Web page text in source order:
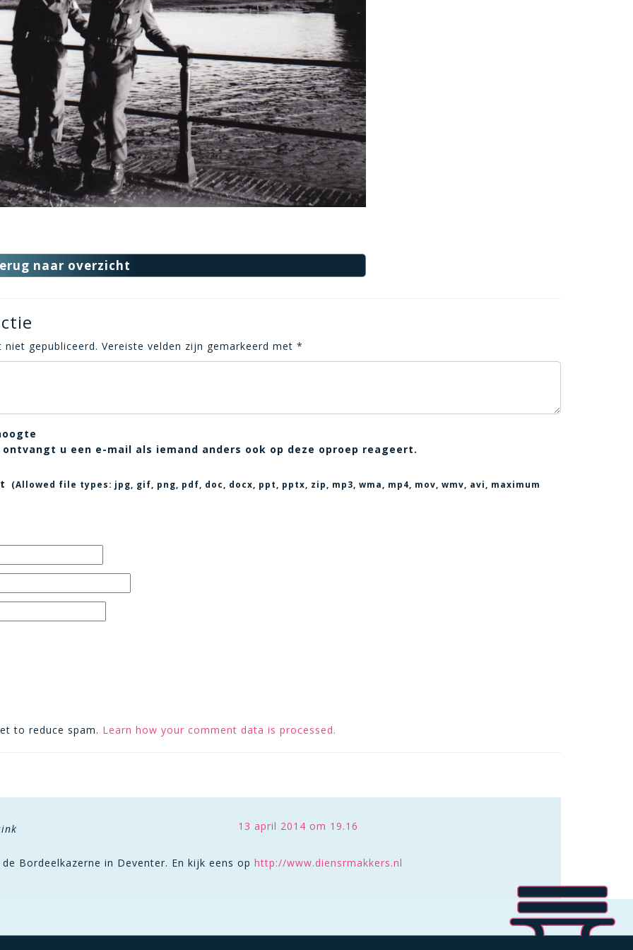
naar overzicht
niet gepubliceerd. Vereiste velden zijn gemarkeerd met *
u een e-mail als iemand anders ook op deze oproep reageert.
(Allowed file types: jpg, gif, png, pdf, doc, docx, ppt, pptx, zip, mp3, wma, mp4, mov, wmv, avi, maximum
to reduce spam. Learn how your comment data is processed.
13 april 2014 om 19.16
Bordeelkazerne in Deventer. En kijk eens op http://www.diensrmakkers.nl